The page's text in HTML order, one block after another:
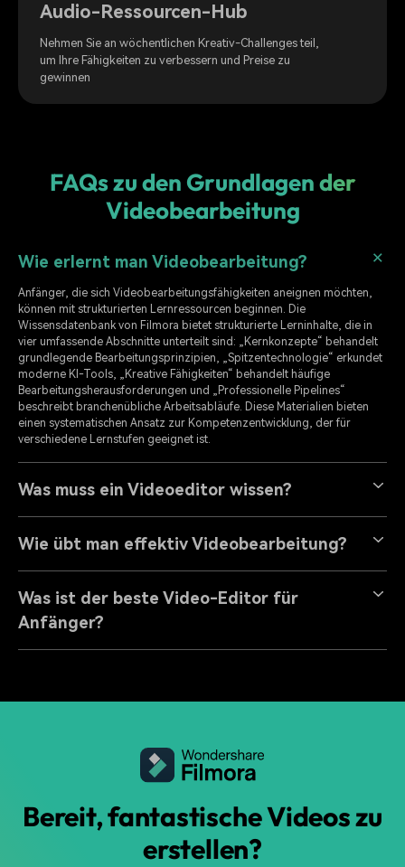
Audio-Ressourcen-Hub
Nehmen Sie an wöchentlichen Kreativ-Challenges teil,
um Ihre Fähigkeiten zu verbessern und Preise zu
gewinnen
FAQs zu den Grundlagen der
Videobearbeitung
Wie erlernt man Videobearbeitung?
Anfänger, die sich Videobearbeitungsfähigkeiten aneignen möchten,
können mit strukturierten Lernressourcen beginnen. Die
Wissensdatenbank von Filmora bietet strukturierte Lerninhalte, die in
vier umfassende Abschnitte unterteilt sind: „Kernkonzepte“ behandelt
grundlegende Bearbeitungsprinzipien, „Spitzentechnologie“ erkundet
moderne KI-Tools, „Kreative Fähigkeiten“ behandelt häufige
Bearbeitungsherausforderungen und „Professionelle Pipelines“
beschreibt branchenübliche Arbeitsabläufe. Diese Materialien bieten
einen systematischen Ansatz zur Kompetenzentwicklung, der für
verschiedene Lernstufen geeignet ist.
Was muss ein Videoeditor wissen?
Wie übt man effektiv Videobearbeitung?
Was ist der beste Video-Editor für
Anfänger?
Bereit, fantastische Videos zu
erstellen?